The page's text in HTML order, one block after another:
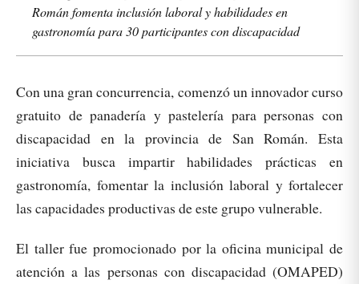
Román fomenta inclusión laboral y habilidades en
gastronomía para 30 participantes con discapacidad
Con una gran concurrencia, comenzó un innovador curso
gratuito de panadería y pastelería para personas con
discapacidad en la provincia de San Román. Esta
iniciativa busca impartir habilidades prácticas en
gastronomía, fomentar la inclusión laboral y fortalecer
las capacidades productivas de este grupo vulnerable.
El taller fue promocionado por la oficina municipal de
atención a las personas con discapacidad (OMAPED)